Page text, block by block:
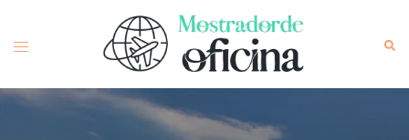
content
Toggle